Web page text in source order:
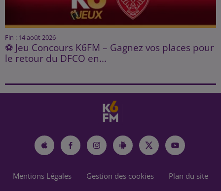
Fin : 14 août 2026
⚽ Jeu Concours K6FM – Gagnez vos places pour
le retour du DFCO en...
Mentions Légales Gestion des cookies Plan du site